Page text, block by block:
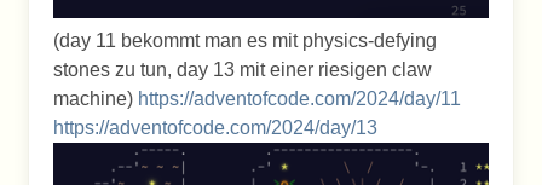
(day 11 bekommt man es mit physics-defying
stones zu tun, day 13 mit einer riesigen claw
machine) https://adventofcode.com/2024/day/11
https://adventofcode.com/2024/day/13